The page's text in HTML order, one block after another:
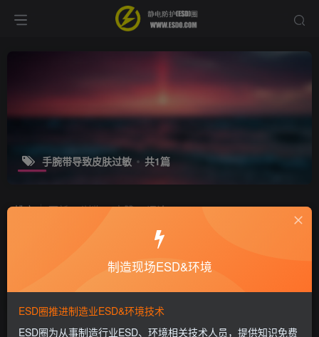
手腕带导致皮肤过敏 共1篇
排序 更新 浏览 点赞 评论
防静电手腕带佩戴后为什么会过敏！
十万个为什么
8年前 9560
制造现场ESD&环境
ESD圈推进制造业ESD&环境技术
ESD圈为从事制造行业ESD、环境相关技术人员，提供知识免费